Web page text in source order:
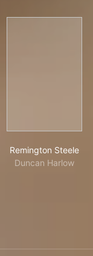
Remington Steele
Duncan Harlow